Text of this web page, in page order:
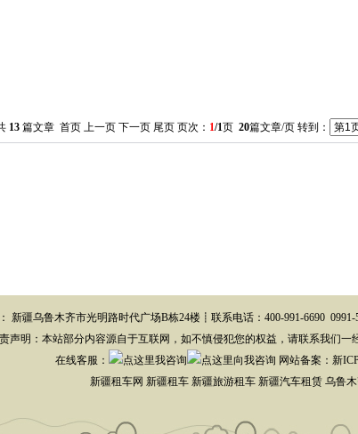
13 篇文章 首页 上一页 下一页 尾页 页次： 1/1页 20篇文章/页 转到：
新疆乌鲁木齐市光明路时代广场B栋24楼┋联系电话：400-991-6690
声明：本站部分内容源自于互联网，如不慎侵犯您的权益，请联系我们一
在线客服 ： 网站备案： 新
新疆租车网 新疆租车 新疆旅游租车 新疆汽车租赁 乌鲁